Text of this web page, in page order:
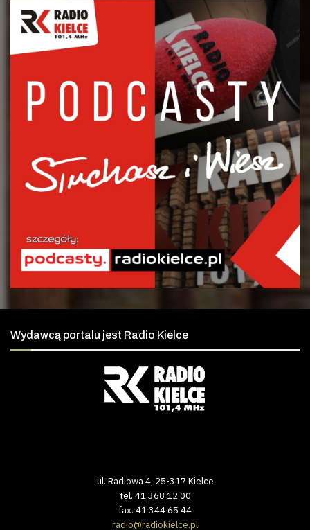
Wydawcą portalu jest Radio Kielce
ul. Radiowa 4, 25-317 Kielce
tel. 41 368 12 00
fax. 41 344 65 44
radio@radiokielce.pl